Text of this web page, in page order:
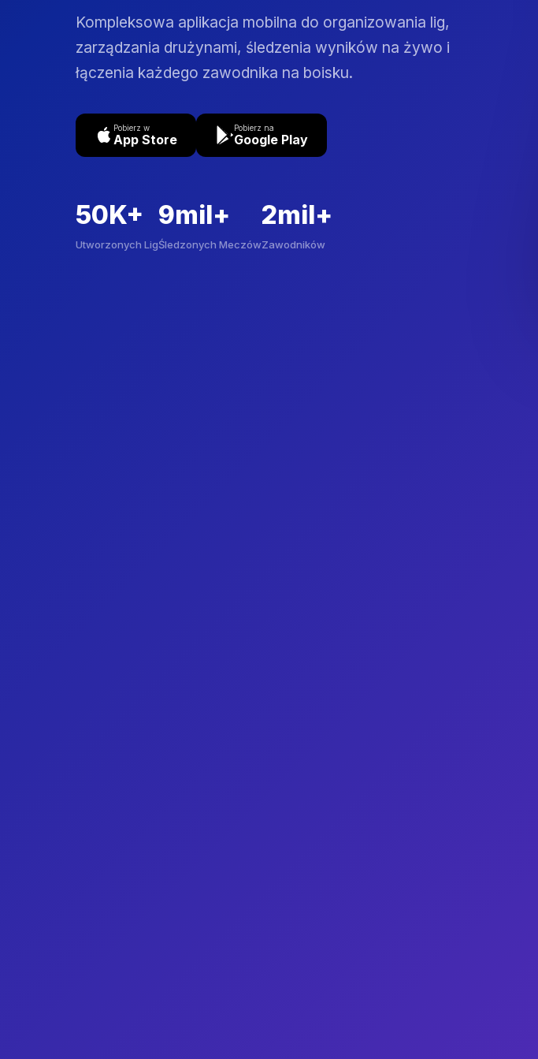
Kompleksowa aplikacja mobilna do organizowania lig,
zarządzania drużynami, śledzenia wyników na żywo i
łączenia każdego zawodnika na boisku.
Pobierz w
App Store
Pobierz na
Google Play
50K+
Utworzonych Lig
9mil+
Śledzonych Meczów
2mil+
Zawodników